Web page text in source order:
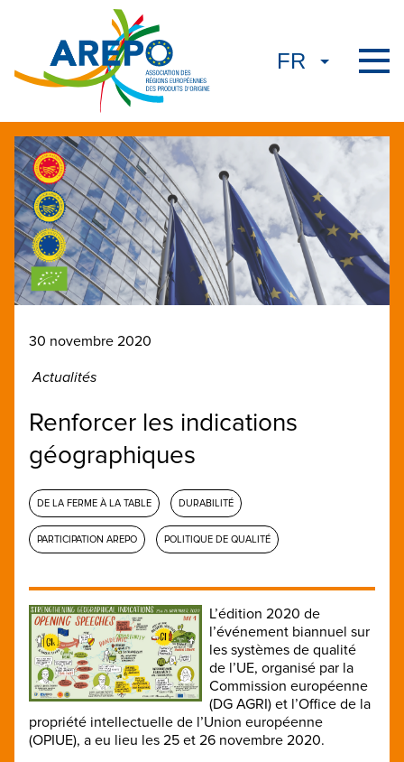
30 novembre 2020
Actualités
Renforcer les indications
géographiques
DE LA FERME À LA TABLE DURABILITÉ
PARTICIPATION AREPO POLITIQUE DE QUALITÉ
L’édition 2020 de
l’événement biannuel sur
les systèmes de qualité
de l’UE, organisé par la
Commission européenne
(DG AGRI) et l’Office de la
propriété intellectuelle de l’Union européenne
(OPIUE), a eu lieu les 25 et 26 novembre 2020.